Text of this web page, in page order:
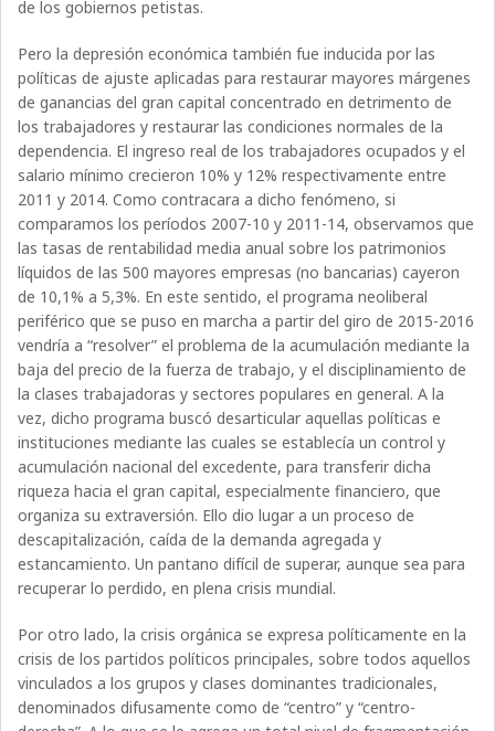
de los gobiernos petistas.
Pero la depresión económica también fue inducida por las
políticas de ajuste aplicadas para restaurar mayores márgenes
de ganancias del gran capital concentrado en detrimento de
los trabajadores y restaurar las condiciones normales de la
dependencia. El ingreso real de los trabajadores ocupados y el
salario mínimo crecieron 10% y 12% respectivamente entre
2011 y 2014. Como contracara a dicho fenómeno, si
comparamos los períodos 2007-10 y 2011-14, observamos que
las tasas de rentabilidad media anual sobre los patrimonios
líquidos de las 500 mayores empresas (no bancarias) cayeron
de 10,1% a 5,3%. En este sentido, el programa neoliberal
periférico que se puso en marcha a partir del giro de 2015-2016
vendría a “resolver” el problema de la acumulación mediante la
baja del precio de la fuerza de trabajo, y el disciplinamiento de
la clases trabajadoras y sectores populares en general. A la
vez, dicho programa buscó desarticular aquellas políticas e
instituciones mediante las cuales se establecía un control y
acumulación nacional del excedente, para transferir dicha
riqueza hacia el gran capital, especialmente financiero, que
organiza su extraversión. Ello dio lugar a un proceso de
descapitalización, caída de la demanda agregada y
estancamiento. Un pantano difícil de superar, aunque sea para
recuperar lo perdido, en plena crisis mundial.
Por otro lado, la crisis orgánica se expresa políticamente en la
crisis de los partidos políticos principales, sobre todos aquellos
vinculados a los grupos y clases dominantes tradicionales,
denominados difusamente como de “centro” y “centro-